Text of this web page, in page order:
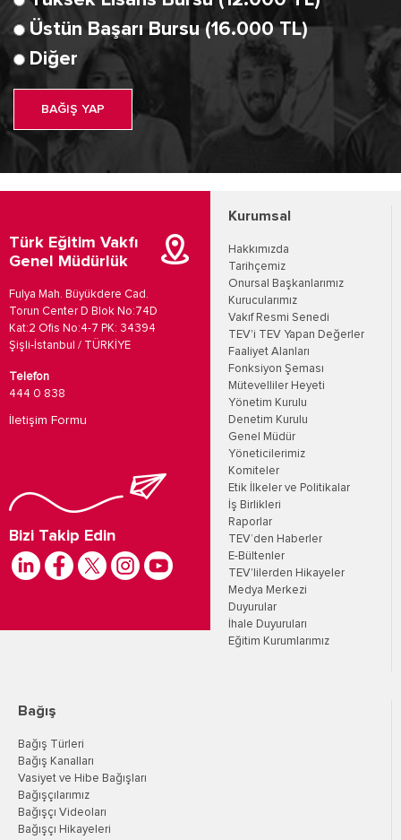
Üstün Başarı Bursu (16.000 TL)
Diğer
BAĞIŞ YAP
Türk Eğitim Vakfı
Genel Müdürlük
Fulya Mah. Büyükdere Cad.
Torun Center D Blok No:74D
Kat:2 Ofis No:4-7 PK: 34394
Şişli-İstanbul / TÜRKİYE
Telefon
444 0 838
İletişim Formu
Bizi Takip Edin
Kurumsal
Hakkımızda
Tarihçemiz
Onursal Başkanlarımız
Kurucularımız
Vakıf Resmi Senedi
TEV'i TEV Yapan Değerler
Faaliyet Alanları
Fonksiyon Şeması
Mütevelliler Heyeti
Yönetim Kurulu
Denetim Kurulu
Genel Müdür
Yöneticilerimiz
Komiteler
Etik İlkeler ve Politikalar
İş Birlikleri
Raporlar
TEV’den Haberler
E-Bültenler
TEV'lilerden Hikayeler
Medya Merkezi
Duyurular
İhale Duyuruları
Eğitim Kurumlarımız
Bağış
Bağış Türleri
Bağış Kanalları
Vasiyet ve Hibe Bağışları
Bağışçılarımız
Bağışçı Videoları
Bağışçı Hikayeleri